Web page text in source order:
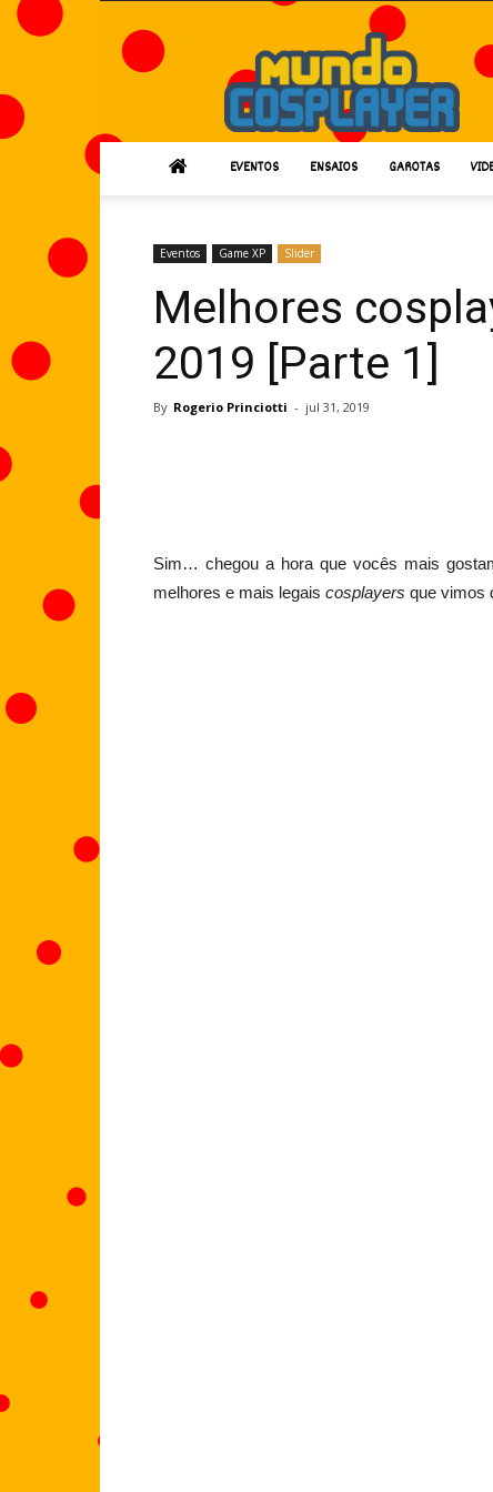
Cosplayer
EVENTOS ENSAIOS GAROTAS
Eventos Game XP Slider
Melhores
2019 [Parte 1]
By Rogerio Princiotti - jul 31, 2019
Sim… chegou a hora que vocês mais
melhores e mais legais cosplayers que vimos